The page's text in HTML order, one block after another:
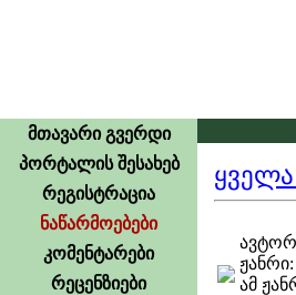
მთავარი გვერდი
პორტალის შესახებ
რეგისტრაცია
ნაწარმოებები
კომენტარები
რეცენზიები
ყველა
ჟანრი:
ამ